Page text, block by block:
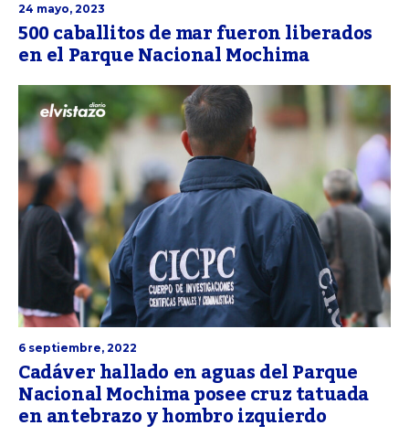
24 mayo, 2023
500 caballitos de mar fueron liberados
en el Parque Nacional Mochima
6 septiembre, 2022
Cadáver hallado en aguas del Parque
Nacional Mochima posee cruz tatuada
en antebrazo y hombro izquierdo